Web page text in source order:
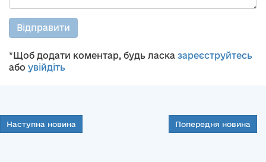
Відправити
*Щоб додати коментар, будь ласка зареєструйтесь
або увійдіть
Наступна новина Попередня новина